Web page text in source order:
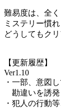
難易度は、全
ミステリー慣
どうしてもク
【更新履歴】
Ver1.10
・一部、意図
勘違いを誘発
・犯人の行動